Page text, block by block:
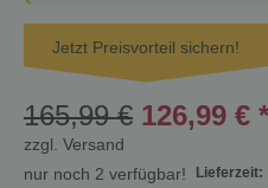
Jetzt Preisvorteil sichern!
165,99 € 126,99 € *
zzgl. Versand
nur noch 2 verfügbar!
Lieferzeit: